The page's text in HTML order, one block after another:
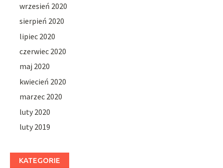
wrzesień 2020
sierpień 2020
lipiec 2020
czerwiec 2020
maj 2020
kwiecień 2020
marzec 2020
luty 2020
luty 2019
KATEGORIE